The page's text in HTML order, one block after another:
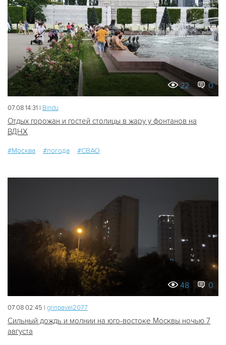
22 0
07.08 14:31 | Bindu
Отдых горожан и гостей столицы в жару у фонтанов на
ВДНХ
#Москва #погода #СВАО
48 0
07.08 02:45 | grinpavel2077
Сильный дождь и молнии на юго-востоке Москвы ночью 7
августа